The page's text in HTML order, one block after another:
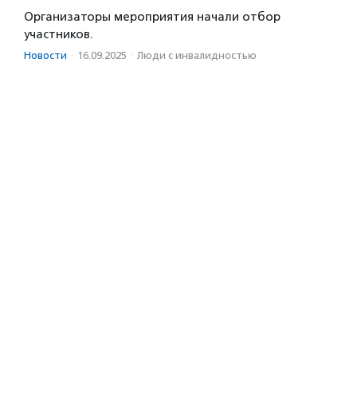
Организаторы мероприятия начали отбор
участников.
Новости · 16.09.2025 · Люди с инвалидностью